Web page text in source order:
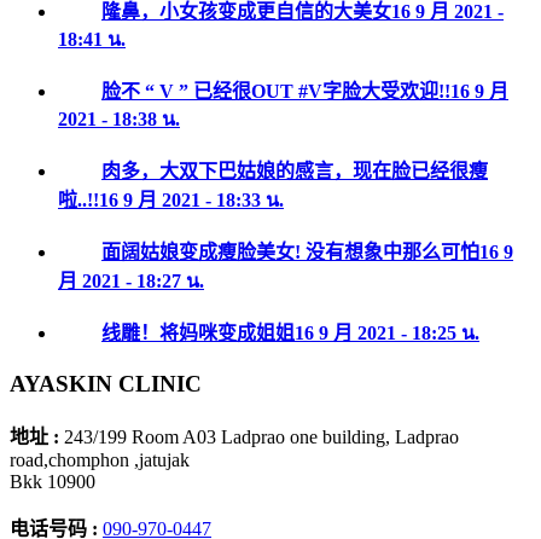
隆鼻，小女孩变成更自信的大美女16 9 月 2021 -
18:41 น.
脸不 “ V ” 已经很OUT #V字脸大受欢迎!!16 9 月
2021 - 18:38 น.
肉多，大双下巴姑娘的感言，现在脸已经很瘦
啦..!!16 9 月 2021 - 18:33 น.
面阔姑娘变成瘦脸美女! 没有想象中那么可怕16 9
月 2021 - 18:27 น.
线雕！将妈咪变成姐姐 16 9 月 2021 - 18:25 น.
AYASKIN CLINIC
地址 : 243/199 Room A03 Ladprao one building, Ladprao
road,chomphon ,jatujak
Bkk 10900
电话号码 : 090-970-0447